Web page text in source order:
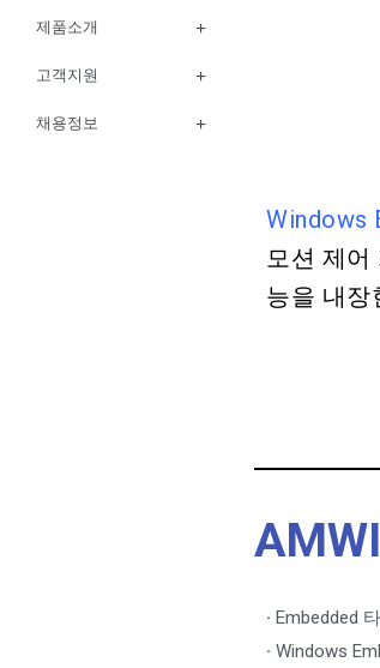
제품소개
고객지원
채용정보
Windows
모션 제
능을 내장
·Embedded
·Windows